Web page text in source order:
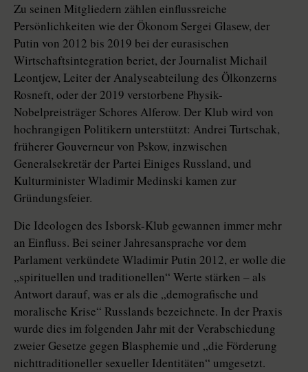
Zu seinen Mitgliedern zählen einflussreiche
Persönlichkeiten wie der Ökonom Sergei Glasew, der
Putin von 2012 bis 2019 bei der eurasischen
Wirtschaftsintegration beriet, der Journalist Michail
Leontjew, Leiter der Analyseabteilung des Ölkonzerns
Rosneft, oder der 2019 verstorbene Physik-
Nobelpreisträger Schores Alferow. Der Klub wird von
hochrangigen Politikern unterstützt: Andrei Turtschak,
früherer Gouverneur von Pskow, inzwischen
Generalsekretär der Partei Einiges Russland, und
Kulturminister Wladimir Medinski kamen zur
Gründungsfeier.
Die Ideologen des Isborsk-Klub gewannen immer mehr
an Einfluss. Bei seiner Jahresansprache vor dem
Parlament verkündete Wladimir Putin 2012, er wolle die
„spirituellen und traditionellen“ Werte stärken – als
Antwort darauf, was er als die „demografische und
moralische Krise“ Russlands bezeichnete. In der Praxis
wurde dies im folgenden Jahr mit der Verabschiedung
zweier Gesetze gegen Blasphemie und „die Förderung
nichttraditioneller sexueller Identitäten“ umgesetzt.